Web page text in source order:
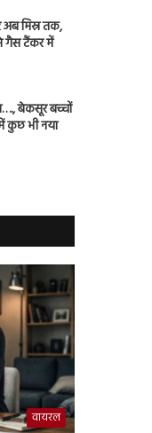
अब मिस्र तक,
से गैस टैंकर में
बेकसूर बच्चों
कुछ भी नया
वायरल